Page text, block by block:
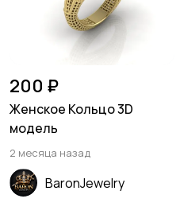
200 ₽
Женское Кольцо 3D
модель
2 месяца назад
BaronJewelry